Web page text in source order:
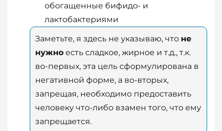
обогащенные бифидо- и
лактобактериями
Заметьте, я здесь не указываю, что не
нужно есть сладкое, жирное и т.д., т.к.
во-первых, эта цель сформулирована в
негативной форме, а во-вторых,
запрещая, необходимо предоставить
человеку что-либо взамен того, что ему
запрещается.